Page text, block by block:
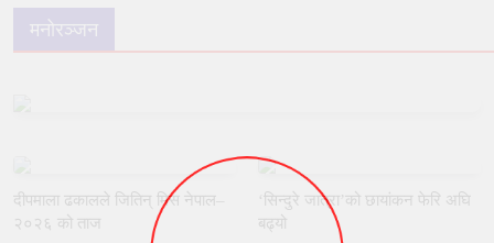
मनोरञ्जन
दीपमाला ढकालले जितिन् मिस नेपाल–
२०२६ को ताज
‘सिन्दुरे जात्रा’को छायांकन फेरि अघि
बढ्यो